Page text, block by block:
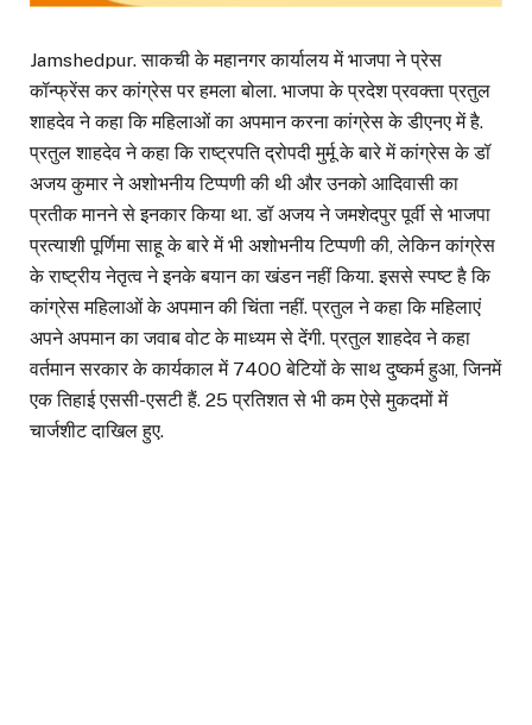
Jamshedpur. साकची के महानगर कार्यालय में भाजपा ने प्रेस
कॉन्फ्रेंस कर कांग्रेस पर हमला बोला. भाजपा के प्रदेश प्रवक्ता प्रतुल
शाहदेव ने कहा कि महिलाओं का अपमान करना कांग्रेस के डीएनए में है.
प्रतुल शाहदेव ने कहा कि राष्ट्रपति द्रोपदी मुर्मू के बारे में कांग्रेस के डॉ
अजय कुमार ने अशोभनीय टिप्पणी की थी और उनको आदिवासी का
प्रतीक मानने से इनकार किया था. डॉ अजय ने जमशेदपुर पूर्वी से भाजपा
प्रत्याशी पूर्णिमा साहू के बारे में भी अशोभनीय टिप्पणी की, लेकिन कांग्रेस
के राष्ट्रीय नेतृत्व ने इनके बयान का खंडन नहीं किया. इससे स्पष्ट है कि
कांग्रेस महिलाओं के अपमान की चिंता नहीं. प्रतुल ने कहा कि महिलाएं
अपने अपमान का जवाब वोट के माध्यम से देंगी. प्रतुल शाहदेव ने कहा
वर्तमान सरकार के कार्यकाल में 7400 बेटियों के साथ दुष्कर्म हुआ, जिनमें
एक तिहाई एससी-एसटी हैं. 25 प्रतिशत से भी कम ऐसे मुकदमों में
चार्जशीट दाखिल हुए.